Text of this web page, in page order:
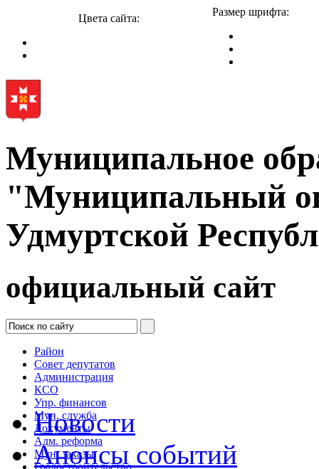
Цвета сайта:
Размер шрифта:
Муниципальное
"Муниципальный
Удмуртской
официальный сайт
Район
Совет депутатов
Администрация
КСО
Упр. финансов
Мун. служба
Документы
Адм. реформа
Мун. заказы
Градостроительство
Новости
Анонсы событий